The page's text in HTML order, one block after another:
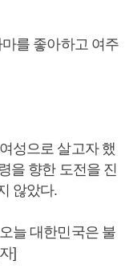
를 좋아하고 여주
성으로 살고자 했
을 향한 도전을 진
않았다.
늘 대한민국은 불
]